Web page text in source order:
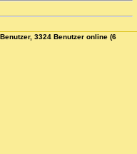
3324 Benutzer online (6